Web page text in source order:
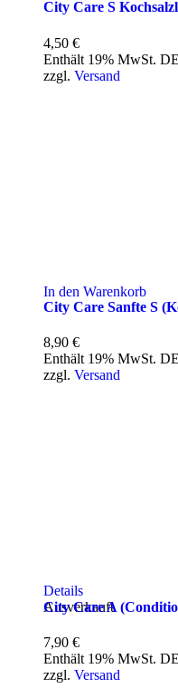
City Care S
4,50 €
Enthält 19% MwSt. DE
zzgl. Versand
In den Warenkorb
City Care Sanfte S
8,90 €
Enthält 19% MwSt. DE
zzgl. Versand
Details
Ausverkauft
City Care A
7,90 €
Enthält 19% MwSt. DE
zzgl. Versand